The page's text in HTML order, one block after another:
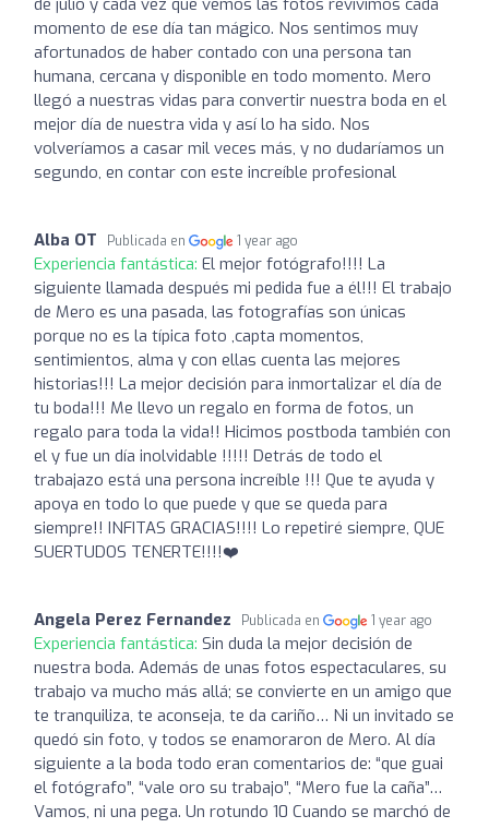
momento de ese día tan mágico. Nos sentimos muy
afortunados de haber contado con una persona tan
humana, cercana y disponible en todo momento. Mero
llegó a nuestras vidas para convertir nuestra boda en el
mejor día de nuestra vida y así lo ha sido. Nos
volveríamos a casar mil veces más, y no dudaríamos un
segundo, en contar con este increíble profesional
Alba OT Publicada en 1 year ago
Experiencia fantástica: El mejor fotógrafo!!!! La
siguiente llamada después mi pedida fue a él!!! El trabajo
de Mero es una pasada, las fotografías son únicas
porque no es la típica foto ,capta momentos,
sentimientos, alma y con ellas cuenta las mejores
historias!!! La mejor decisión para inmortalizar el día de
tu boda!!! Me llevo un regalo en forma de fotos, un
regalo para toda la vida!! Hicimos postboda también con
el y fue un día inolvidable !!!!! Detrás de todo el
trabajazo está una persona increíble !!! Que te ayuda y
apoya en todo lo que puede y que se queda para
siempre!! INFITAS GRACIAS!!!! Lo repetiré siempre, QUE
SUERTUDOS TENERTE!!!!❤️
Angela Perez Fernandez Publicada en 1 year ago
Experiencia fantástica: Sin duda la mejor decisión de
nuestra boda. Además de unas fotos espectaculares, su
trabajo va mucho más allá; se convierte en un amigo que
te tranquiliza, te aconseja, te da cariño… Ni un invitado se
quedó sin foto, y todos se enamoraron de Mero. Al día
siguiente a la boda todo eran comentarios de: “que guai
el fotógrafo”, “vale oro su trabajo”, “Mero fue la caña”…
Vamos, ni una pega. Un rotundo 10 Cuando se marchó de